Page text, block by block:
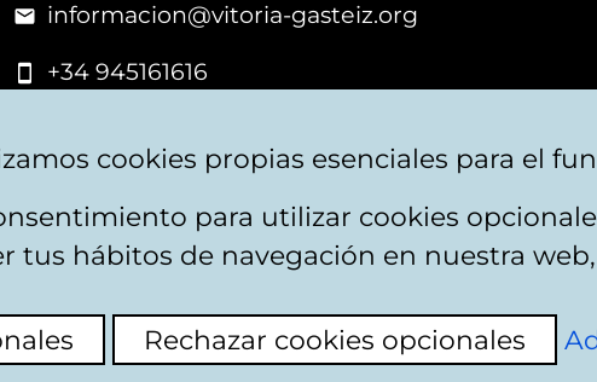
informacion@vitoria-gasteiz.org
+34 945161616
cookies Website map Accessibility Contact
cookies propias esenciales para el
para utilizar cookies
tus hábitos de navegación en nuestra
Rechazar cookies opcionales